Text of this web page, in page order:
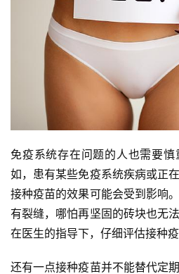
免疫系统存在问题的人也需要
如，患有某些免疫系统疾病或正
接种疫苗的效果可能会受到影响
有裂缝，哪怕再坚固的砖块也无
在医生的指导下，仔细评估接种疫
还有一点接种疫苗并不能替代定